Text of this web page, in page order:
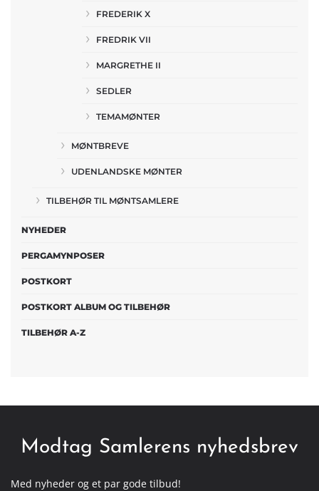
FREDERIK X
FREDRIK VII
MARGRETHE II
SEDLER
TEMAMØNTER
MØNTBREVE
UDENLANDSKE MØNTER
TILBEHØR TIL MØNTSAMLERE
NYHEDER
PERGAMYNPOSER
POSTKORT
POSTKORT ALBUM OG TILBEHØR
TILBEHØR A-Z
Modtag Samlerens nyhedsbrev
Med nyheder og et par gode tilbud!